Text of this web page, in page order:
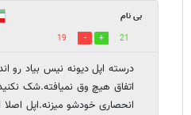
بی نام
21
19
درسته اپل دیونه نیس بیاد رو
اتفاق هیچ وق نمیافته.شک
انحصاری خودشو میزنه.اپل اصلا